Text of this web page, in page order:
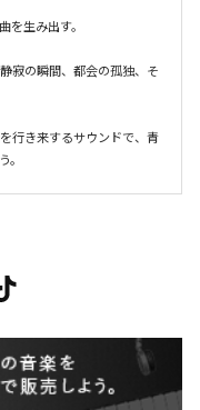
を生み出す。
寂の瞬間、都会の孤独、そ
行き来するサウンドで、青
。